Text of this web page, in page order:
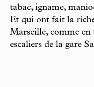
tabac, igname,
Et qui ont fait la
Marseille, comme en
escaliers de la gare